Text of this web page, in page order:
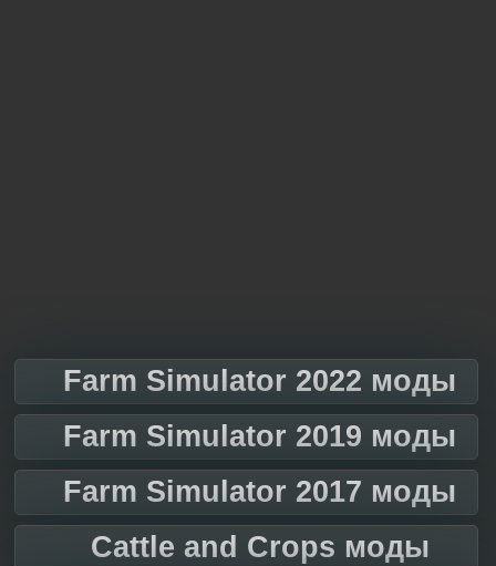
Farm Simulator 2022 моды
Farm Simulator 2019 моды
Farm Simulator 2017 моды
Cattle and Crops моды